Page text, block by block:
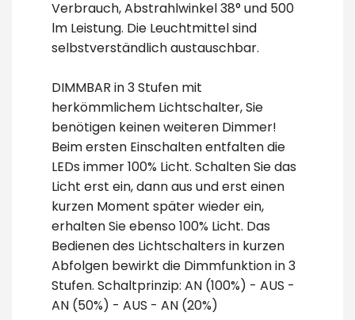
Verbrauch, Abstrahlwinkel 38° und 500
lm Leistung. Die Leuchtmittel sind
selbstverständlich austauschbar.
DIMMBAR in 3 Stufen mit
herkömmlichem Lichtschalter, Sie
benötigen keinen weiteren Dimmer!
Beim ersten Einschalten entfalten die
LEDs immer 100% Licht. Schalten Sie das
Licht erst ein, dann aus und erst einen
kurzen Moment später wieder ein,
erhalten Sie ebenso 100% Licht. Das
Bedienen des Lichtschalters in kurzen
Abfolgen bewirkt die Dimmfunktion in 3
Stufen. Schaltprinzip: AN (100%) - AUS -
AN (50%) - AUS - AN (20%)